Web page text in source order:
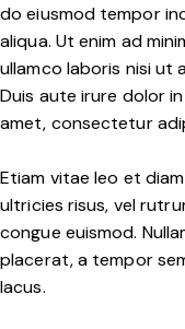
do eiusmod tempor
aliqua. Ut enim ad
ullamco laboris nisi ut
Duis aute irure dolor
amet, consectetur
Etiam vitae leo et
ultricies risus, vel
congue euismod.
placerat, a tempor
lacus.